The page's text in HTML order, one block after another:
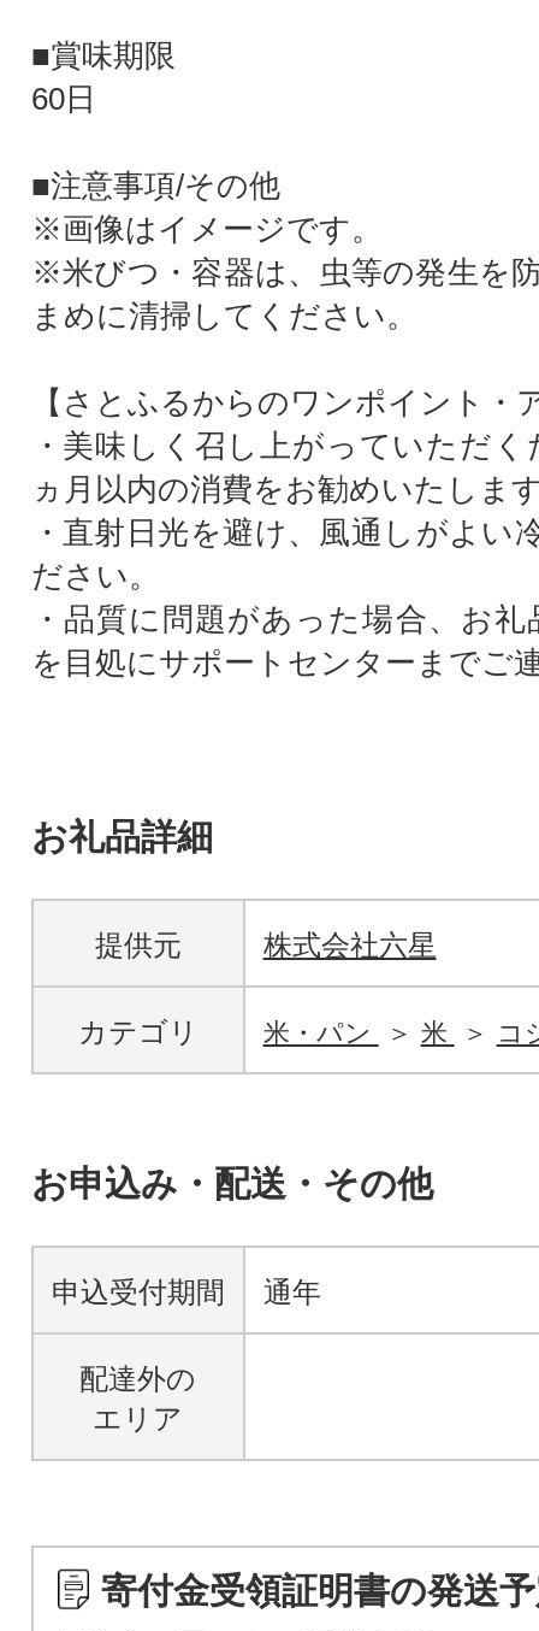
■賞味期限
60日
■注意事項/その他
※画像はイメージです。
※米びつ・容器は、虫等の発生を
まめに清掃してください。
【さとふるからのワンポイント・
・美味しく召し上がっていただ
ヵ月以内の消費をお勧めいたしま
・直射日光を避け、風通しがよい
ださい。
・品質に問題があった場合、お
を目処にサポートセンターまでご
お礼品詳細
提供元 株式会社六星
カテゴリ 米・パン 米 コ
お申込み・配送・その他
申込受付期間 通年
配達外の
エリア
寄付金受領証明書の発送